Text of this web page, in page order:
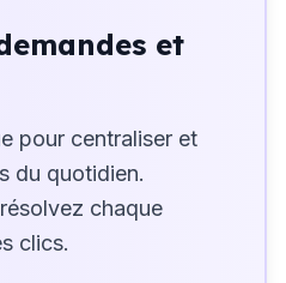
et
pour centraliser et
du quotidien.
chaque
clics.